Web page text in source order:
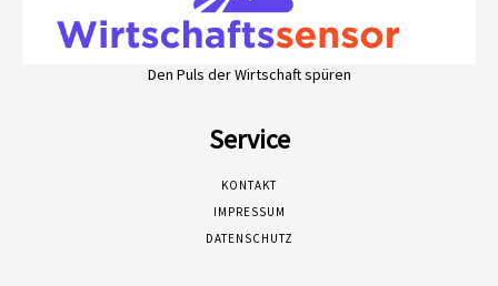
Den Puls der Wirtschaft spüren
Service
KONTAKT
IMPRESSUM
DATENSCHUTZ